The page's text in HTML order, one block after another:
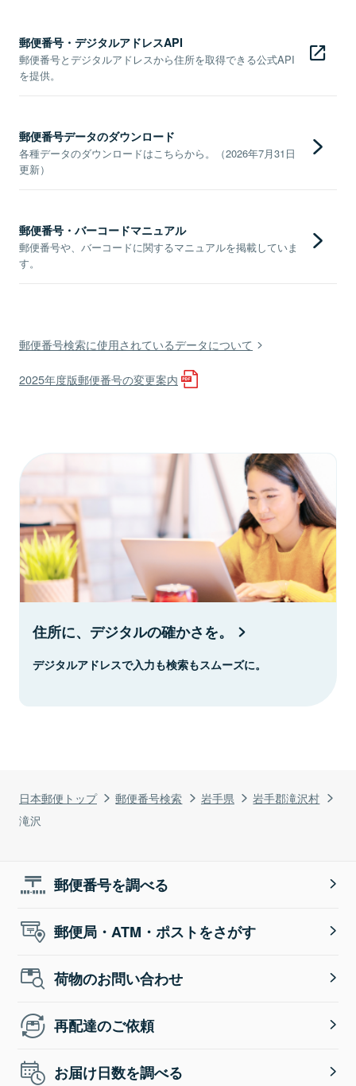
日本郵便トップ 郵便番号検索 岩手県
岩手郡滝沢村
滝沢
郵便番号・デジタルアドレスAPI
郵便番号とデジタルアドレスから住所を取得できる公式API
を提供。
郵便番号データのダウンロード
各種データのダウンロードはこちらから。（2026年7月31日
更新）
郵便番号・バーコードマニュアル
郵便番号や、バーコードに関するマニュアルを掲載していま
す。
郵便番号検索に使用されているデータについて
2025年度版郵便番号の変更案内
住所に、デジタルの確かさを。
デジタルアドレスで入力も検索もスムーズに。
郵便番号を調べる
郵便局・ATM・ポストをさがす
荷物のお問い合わせ
再配達のご依頼
お届け日数を調べる